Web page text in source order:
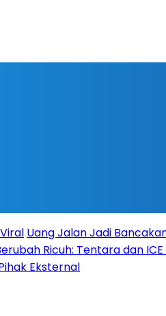
Uang Jalan Jadi
Ricuh: Tentara dan
Eksternal